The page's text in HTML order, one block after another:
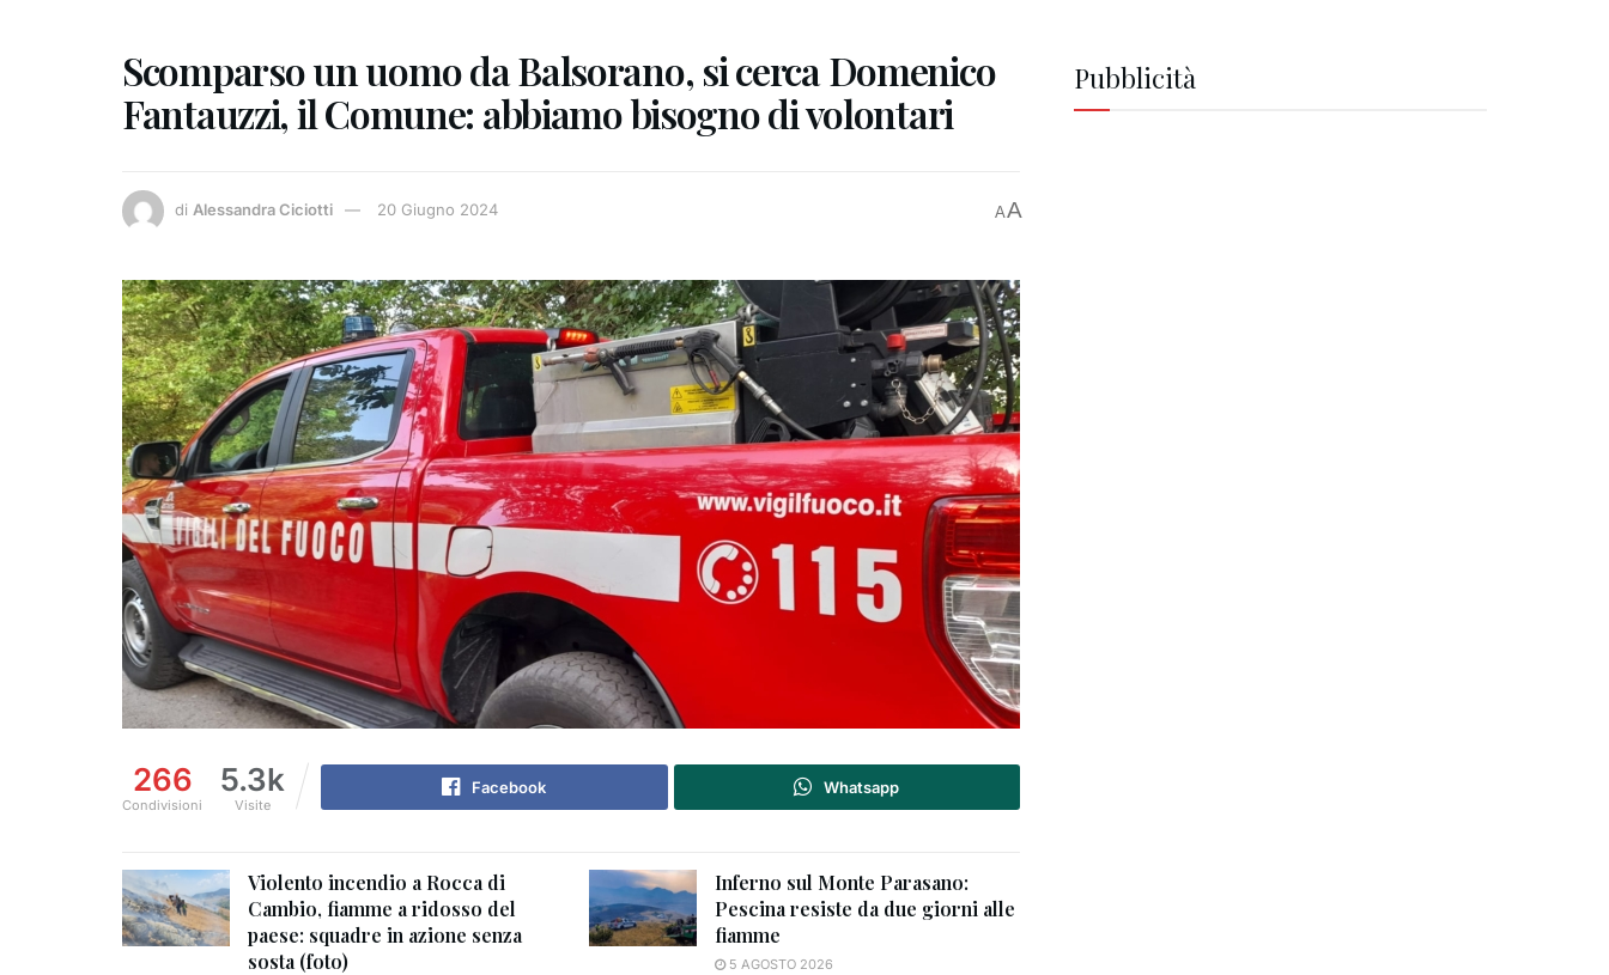
Scomparso un uomo da Balsorano, si cerca Domenico
Fantauzzi, il Comune: abbiamo bisogno di volontari
di Alessandra Ciciotti 20 Giugno 2024 AA
266
Condivisioni
5.3k
Visite
Facebook Whatsapp
Violento incendio a Rocca di
Cambio, fiamme a ridosso del
paese: squadre in azione senza
sosta (foto)
Inferno sul Monte Parasano:
Pescina resiste da due giorni alle
fiamme
5 AGOSTO 2026
Pubblicità